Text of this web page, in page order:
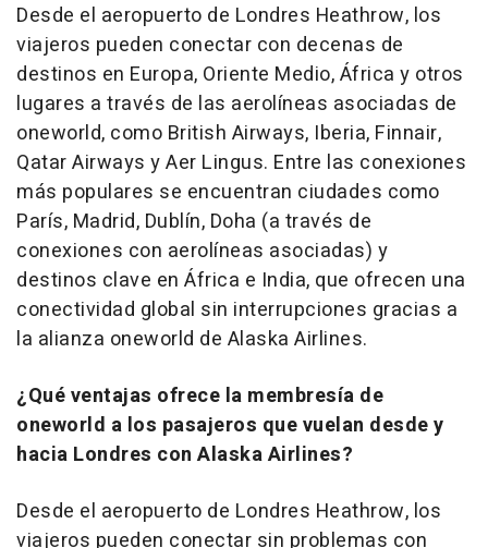
Desde el aeropuerto de Londres Heathrow, los
viajeros pueden conectar con decenas de
destinos en Europa, Oriente Medio, África y otros
lugares a través de las aerolíneas asociadas de
oneworld, como British Airways, Iberia, Finnair,
Qatar Airways y Aer Lingus. Entre las conexiones
más populares se encuentran ciudades como
París, Madrid, Dublín, Doha (a través de
conexiones con aerolíneas asociadas) y
destinos clave en África e India, que ofrecen una
conectividad global sin interrupciones gracias a
la alianza oneworld de Alaska Airlines.
¿Qué ventajas ofrece la membresía de
oneworld a los pasajeros que vuelan desde y
hacia Londres con Alaska Airlines?
Desde el aeropuerto de Londres Heathrow, los
viajeros pueden conectar sin problemas con